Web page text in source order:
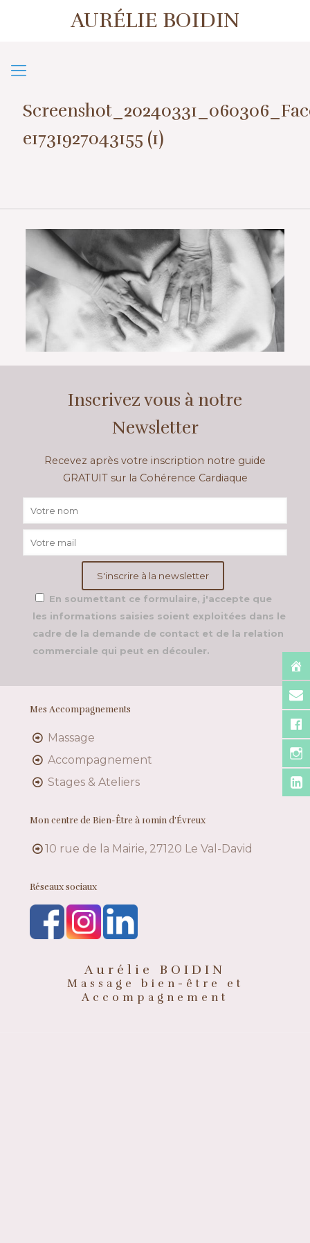
AURÉLIE BOIDIN
e1731927043155 (1)
Inscrivez vous à notre
Newsletter
Recevez après votre inscription notre guide
GRATUIT sur la Cohérence Cardiaque
En soumettant ce formulaire, j'accepte que
les informations saisies soient exploitées dans le
cadre de la demande de contact et de la relation
commerciale qui peut en découler.
Mes Accompagnements
Massage
Accompagnement
Stages & Ateliers
Mon centre de Bien-Être à 10min d’Évreux
10 rue de la Mairie, 27120 Le Val-David
Réseaux sociaux
Aurélie BOIDIN
Massage bien-être et
Accompagnement
1er contact ou prise de rendez-vous